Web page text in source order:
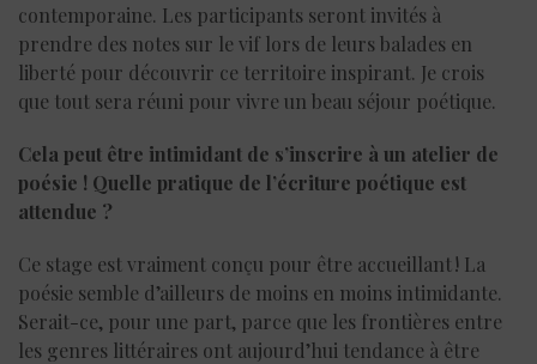
contemporaine. Les participants seront invités à
prendre des notes sur le vif lors de leurs balades en
liberté pour découvrir ce territoire inspirant. Je crois
que tout sera réuni pour vivre un beau séjour poétique.
Cela peut être intimidant de s’inscrire à un atelier de
poésie ! Quelle pratique de l’écriture poétique est
attendue ?
Ce stage est vraiment conçu pour être accueillant ! La
poésie semble d’ailleurs de moins en moins intimidante.
Serait-ce, pour une part, parce que les frontières entre
les genres littéraires ont aujourd’hui tendance à être